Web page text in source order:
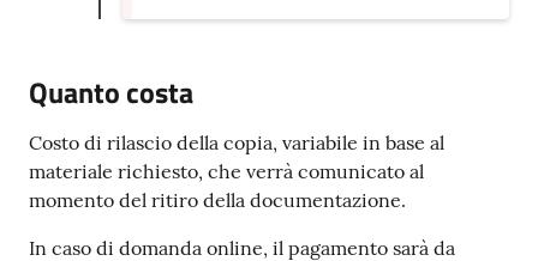
Quanto costa
Costo di rilascio della copia, variabile in base al
materiale richiesto, che verrà comunicato al
momento del ritiro della documentazione.
In caso di domanda online, il pagamento sarà da